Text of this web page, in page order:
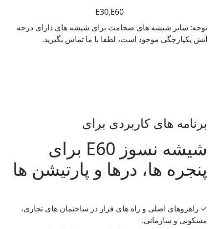
E30,E60
توجه: سایر شیشه های ضخامت برای شیشه های دارای درجه
آتش یکپارچگی موجود است، لطفا با ما تماس بگیرید.
برنامه های کاربردی برای
شیشه نسوز E60 برای
پنجره ها، درها و پارتیشن ها
✓راهروهای اصلی و راه های فرار در ساختمان های تجاری،
مسکونی و سازمانی.